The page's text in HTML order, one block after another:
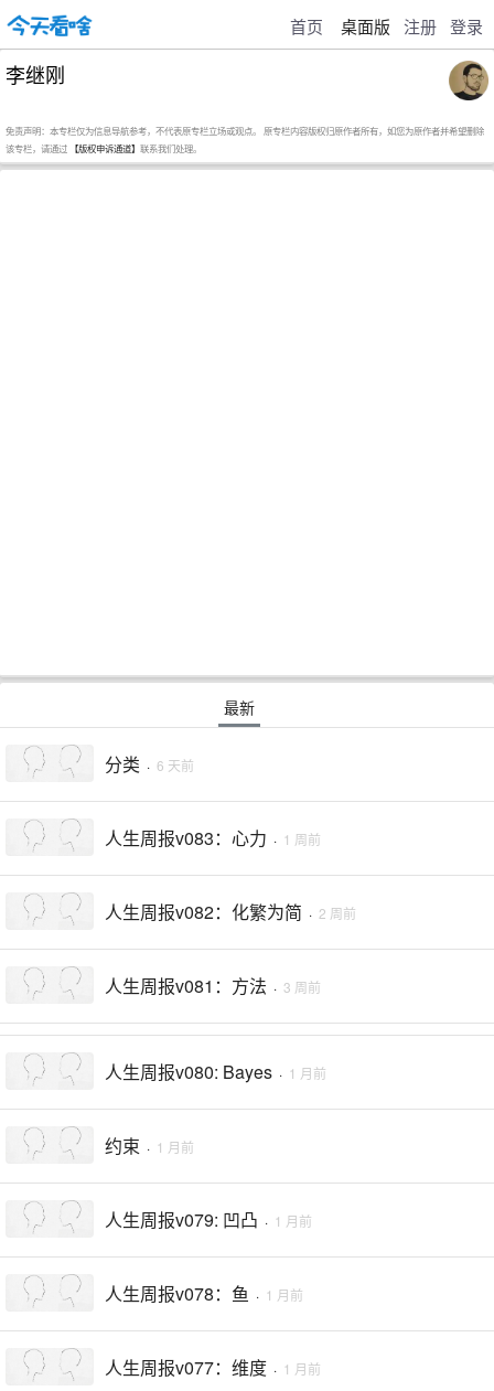
首页 桌面版 注册 登录
李继刚
免责声明：本专栏仅为信息导航参考，不代表原专栏立场或观点。 原专栏内容版权归原作者所有，如您为原作者并希望删除
该专栏，请通过 【版权申诉通道】 联系我们处理。
最新
分类 · 6 天前
人生周报v083：心力 · 1 周前
人生周报v082：化繁为简 · 2 周前
人生周报v081：方法 · 3 周前
人生周报v080: Bayes · 1 月前
约束 · 1 月前
人生周报v079: 凹凸 · 1 月前
人生周报v078：鱼 · 1 月前
人生周报v077：维度 · 1 月前